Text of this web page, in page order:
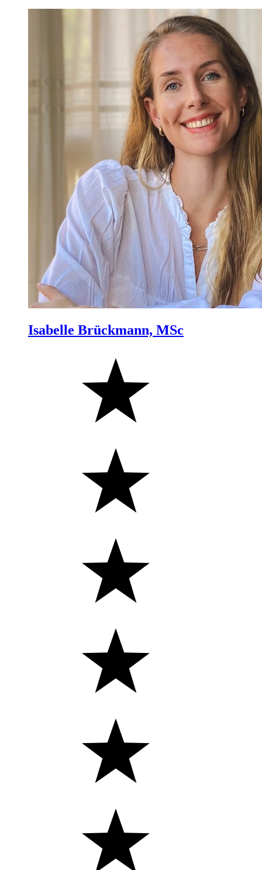
Isabelle Brückmann, MSc